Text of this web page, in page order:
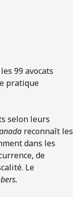
99 avocats
pratique
selon leurs
reconnaît les
dans les
de
Le